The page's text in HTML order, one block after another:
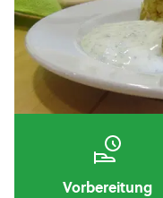
Vorbereitung